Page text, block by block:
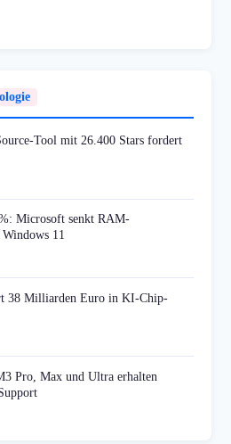
Tool mit 26.400 Stars fordert
Microsoft senkt RAM-
11
38 Milliarden Euro in KI-Chip-
Pro, Max und Ultra erhalten